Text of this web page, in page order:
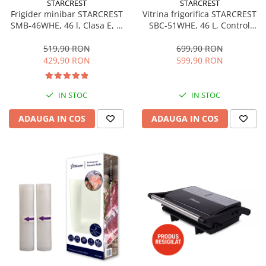
Aspiratoare
Mopuri electrice cu abur
Cantare corporale
Ingrijire tesaturi
Statii de calcat
Masini de cusut
Ondulatoare
Periute de dinti electrice
Pile electrice
Placi de indreptat parul
Plite
Preparare alimente
STARCREST
Frigider minibar STARCREST
SMB-46WHE, 46 l, Clasa E, H
519,90 RON
429,90 RON
IN STOC
ADAUGA IN COS
STARCREST
Vitrina frigorifica STARCREST
SBC-51WHE, 46 L, Control
48.8 cm, Alb
699,90 RON
599,90 RON
IN STOC
ADAUGA IN COS